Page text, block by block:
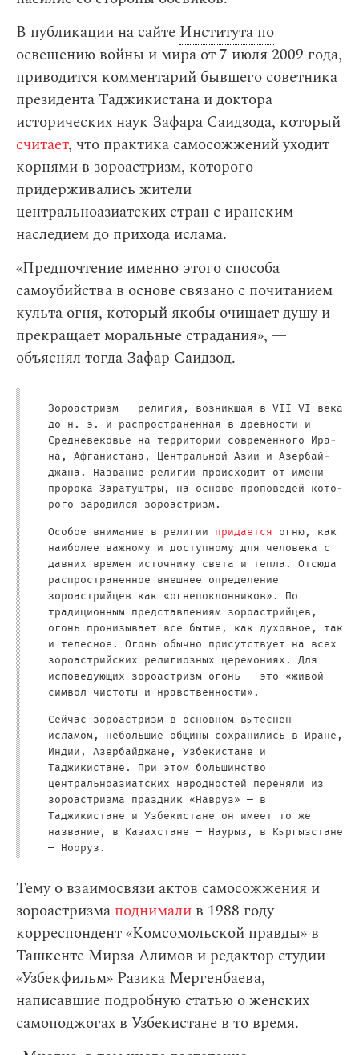
В публикации на сайте Института по
освещению войны и мира от 7 июля 2009 года,
приводится комментарий бывшего советника
президента Таджикистана и доктора
исторических наук Зафара Саидзода, который
считает, что практика самосожжений уходит
корнями в зороастризм, которого
придерживались жители
центральноазиатских стран с иранским
наследием до прихода ислама.
«Предпочтение именно этого способа
самоубийства в основе связано с почитанием
культа огня, который якобы очищает душу и
прекращает моральные страдания», —
объяснял тогда Зафар Саидзод.
Зороастризм — ре­ли­гия, воз­ник­шая в VII-VI века
до н. э. и рас­про­стра­нен­ная в древ­но­сти и
Сред­не­ве­ко­вье на те­рритории современного Ира­
на, Аф­га­ни­ста­на, Центральной Азии и Азер­бай­
джа­на. На­зва­ние религии про­ис­хо­дит от име­ни
пророка За­ра­туш­тры, на ос­но­ве про­по­ве­дей ко­то­
ро­го за­ро­дил­ся зороастризм.
Особое внимание в религии придается огню, как
наиболее важному и доступному для человека с
давних времен источнику света и тепла. Отсюда
распространенное внешнее определение
зороастрийцев как «огнепоклонников». По
традиционным представлениям зороастрийцев,
огонь пронизывает все бытие, как духовное, так
и телесное. Огонь обычно присутствует на всех
зороастрийских религиозных церемониях. Для
исповедующих зороастризм огонь — это «живой
символ чистоты и нравственности».
Сейчас зороастризм в основном вытеснен
исламом, небольшие общины сохранились в Иране,
Индии, Азербайджане, Узбекистане и
Таджикистане. При этом большинство
центральноазиатских народностей переняли из
зороастризма праздник «Навруз» — в
Таджикистане и Узбекистане он имеет то же
название, в Казахстане — Наурыз, в Кыргызстане
— Нооруз.
Тему о взаимосвязи актов самосожжения и
зороастризма поднимали в 1988 году
корреспондент «Комсомольской правды» в
Ташкенте Мирза Алимов и редактор студии
«Узбекфильм» Разика Мергенбаева,
написавшие подробную статью о женских
самоподжогах в Узбекистане в то время.